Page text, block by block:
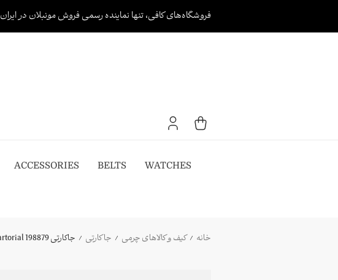
content
فروشگاه‌های کافی، تنها نماینده رسمی فروش مونبلان در ایران
ACCESSORIES BELTS WATCHES
خانه / کیف و کالاهای چرمی / جا کارتی / جاکارتی 198879 Montblanc Sartorial مونبلان